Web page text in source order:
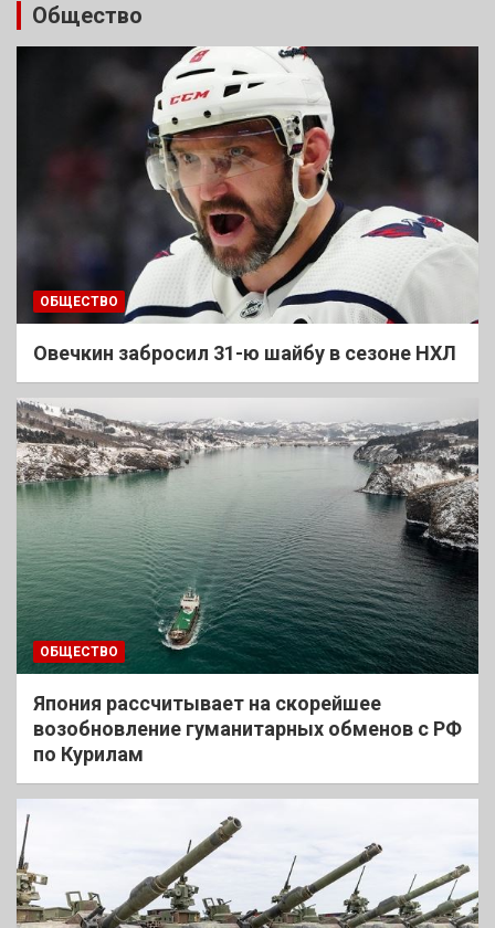
Общество
ОБЩЕСТВО
Овечкин забросил 31-ю шайбу в сезоне НХЛ
ОБЩЕСТВО
Япония рассчитывает на скорейшее
возобновление гуманитарных обменов с РФ
по Курилам